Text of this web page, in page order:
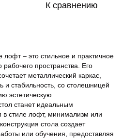
К сравнению
– это стильное и практичное
пространства. Его
металлический каркас,
и стабильность, со столешницей
эстетическую
станет идеальным
в стиле лофт, минимализм или
стола создает
или обучения, предоставляя